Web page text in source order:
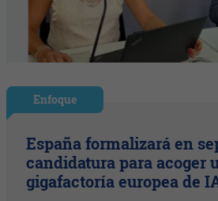
Enfoque
España formalizará en
candidatura para acoger
gigafactoría europea de